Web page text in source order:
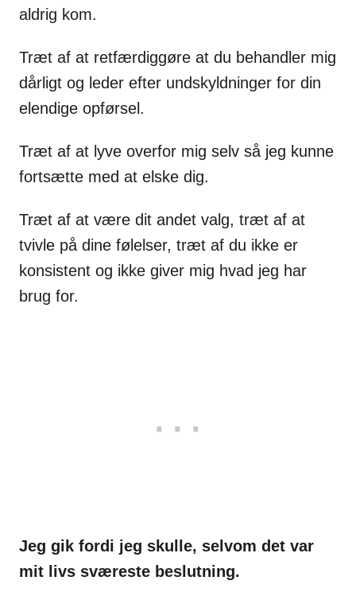
aldrig kom.
Træt af at retfærdiggøre at du behandler mig
dårligt og leder efter undskyldninger for din
elendige opførsel.
Træt af at lyve overfor mig selv så jeg kunne
fortsætte med at elske dig.
Træt af at være dit andet valg, træt af at
tvivle på dine følelser, træt af du ikke er
konsistent og ikke giver mig hvad jeg har
brug for.
Jeg gik fordi jeg skulle, selvom det var
mit livs sværeste beslutning.